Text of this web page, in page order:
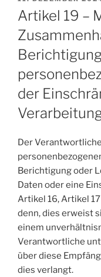
AM
Artikel 19 –
der
Der
Berichtigung oder
Daten oder eine
Artikel 16, Artikel
denn, dies erweist
einem
Verantwortliche
über diese
dies verlangt.